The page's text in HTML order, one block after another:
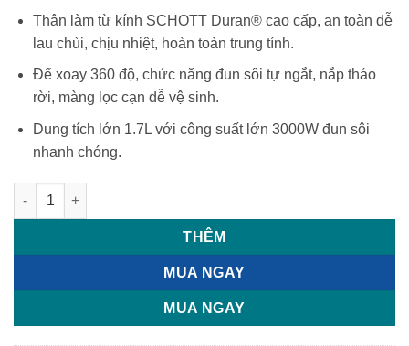
Thân làm từ kính SCHOTT Duran® cao cấp, an toàn dễ
lau chùi, chịu nhiệt, hoàn toàn trung tính.
Để xoay 360 độ, chức năng đun sôi tự ngắt, nắp tháo
rời, màng lọc cạn dễ vệ sinh.
Dung tích lớn 1.7L với công suất lớn 3000W đun sôi
nhanh chóng.
Ấm đun siêu tốc có lọc cặn 3000W 1.7L ‎WMF Lono 413150011
THÊM
MUA NGAY
MUA NGAY